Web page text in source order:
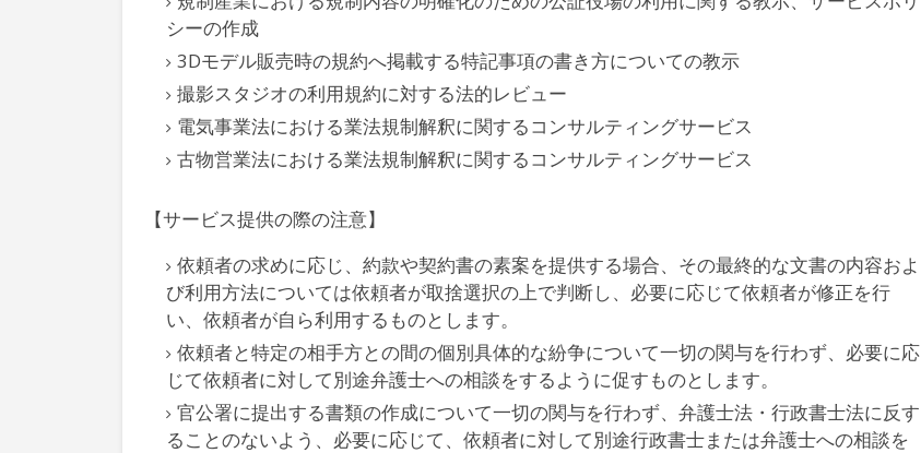
シーの作成
3Dモデル販売時の規約へ掲載する特記事項の書き方についての教示
撮影スタジオの利用規約に対する法的レビュー
電気事業法における業法規制解釈に関するコンサルティングサービス
古物営業法における業法規制解釈に関するコンサルティングサービス
【サービス提供の際の注意】
依頼者の求めに応じ、約款や契約書の素案を提供する場合、その最終的な文書の内容およ
び利用方法については依頼者が取捨選択の上で判断し、必要に応じて依頼者が修正を行
い、依頼者が自ら利用するものとします。
依頼者と特定の相手方との間の個別具体的な紛争について一切の関与を行わず、必要に応
じて依頼者に対して別途弁護士への相談をするように促すものとします。
官公署に提出する書類の作成について一切の関与を行わず、弁護士法・行政書士法に反す
ることのないよう、必要に応じて、依頼者に対して別途行政書士または弁護士への相談を